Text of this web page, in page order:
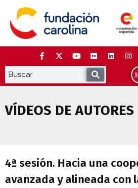
contenido
VÍDEOS DE AUTORES
4ª sesión. Hacia una
avanzada y alineada con